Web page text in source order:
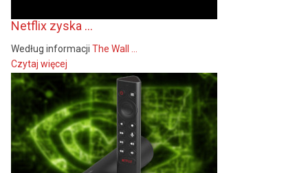
Netflix zyska ...
Według informacji The Wall ...
Czytaj więcej